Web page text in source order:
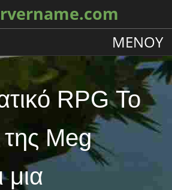
ΜΕΝΟΎ
RPG Το
Meg
μια